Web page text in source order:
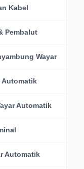
Kabel
Pembalut
Wayar
Automatik
Automatik
Automatik